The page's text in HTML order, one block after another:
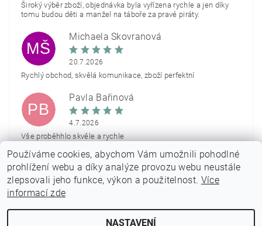
Široký výběr zboží, objednávka byla vyřízena rychle a jen díky
tomu budou děti a manžel na táboře za pravé piráty.
MŠ
Michaela Škovranová
20.7.2026
Rychlý obchod, skvělá komunikace, zboží perfektní
PB
Pavla Bařinová
4.7.2026
Vše proběhhlo skvěle a rychle
Zobrazit další hodnocení
Používáme cookies, abychom Vám umožnili pohodlné
prohlížení webu a díky analýze provozu webu neustále
zlepsovali jeho funkce, výkon a použitelnost. Více
informací zde
NASTAVENÍ